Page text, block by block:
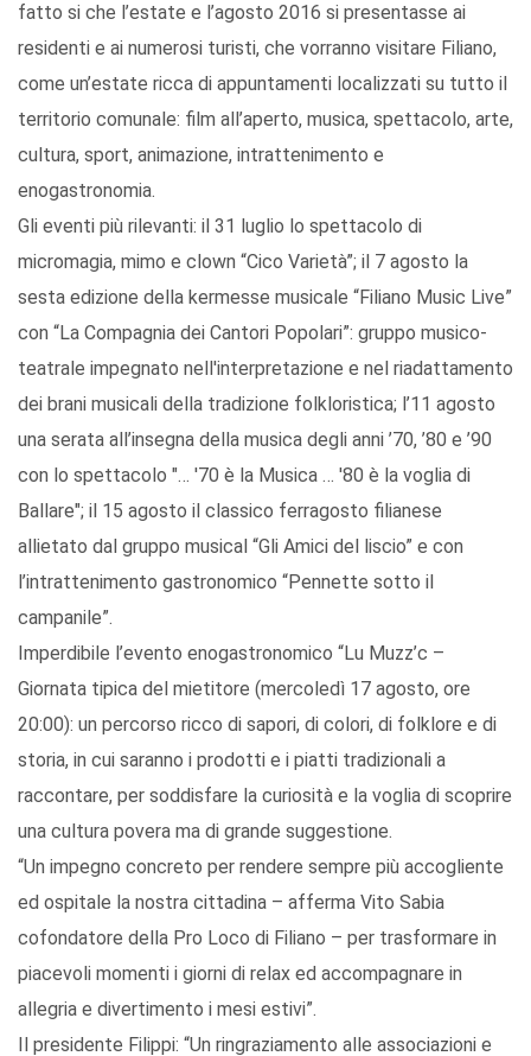
fatto si che l’estate e l’agosto 2016 si presentasse ai
residenti e ai numerosi turisti, che vorranno visitare Filiano,
come un’estate ricca di appuntamenti localizzati su tutto il
territorio comunale: film all’aperto, musica, spettacolo, arte,
cultura, sport, animazione, intrattenimento e
enogastronomia.
Gli eventi più rilevanti: il 31 luglio lo spettacolo di
micromagia, mimo e clown “Cico Varietà”; il 7 agosto la
sesta edizione della kermesse musicale “Filiano Music Live”
con “La Compagnia dei Cantori Popolari”: gruppo musico-
teatrale impegnato nell'interpretazione e nel riadattamento
dei brani musicali della tradizione folkloristica; l’11 agosto
una serata all’insegna della musica degli anni ’70, ’80 e ’90
con lo spettacolo "… '70 è la Musica … '80 è la voglia di
Ballare"; il 15 agosto il classico ferragosto filianese
allietato dal gruppo musical “Gli Amici del liscio” e con
l’intrattenimento gastronomico “Pennette sotto il
campanile”.
Imperdibile l’evento enogastronomico “Lu Muzz’c –
Giornata tipica del mietitore (mercoledì 17 agosto, ore
20:00): un percorso ricco di sapori, di colori, di folklore e di
storia, in cui saranno i prodotti e i piatti tradizionali a
raccontare, per soddisfare la curiosità e la voglia di scoprire
una cultura povera ma di grande suggestione.
“Un impegno concreto per rendere sempre più accogliente
ed ospitale la nostra cittadina – afferma Vito Sabia
cofondatore della Pro Loco di Filiano – per trasformare in
piacevoli momenti i giorni di relax ed accompagnare in
allegria e divertimento i mesi estivi”.
Il presidente Filippi: “Un ringraziamento alle associazioni e